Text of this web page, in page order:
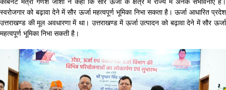
स्वरोजगार को बढ़ावा देने में सौर ऊर्जा महत्वपूर्ण भूमिका निभा सकता है। ऊर्जा आधारित प्रदेश
उत्तराखण्ड की मूल अवधारणा में था। उत्तराखण्ड में ऊर्जा उत्पादन को बढ़ावा देने में सौर ऊर्जा
महत्वपूर्ण भूमिका निभा सकती है।